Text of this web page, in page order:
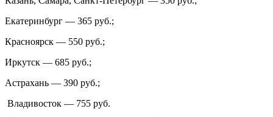
Екатеринбург — 365 руб.;
Красноярск — 550 руб.;
Иркутск — 685 руб.;
Астрахань — 390 руб.;
Владивосток — 755 руб.